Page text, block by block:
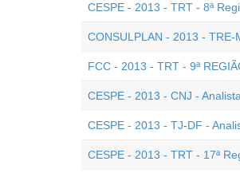
CESPE - 2013 - TRT - 8ª
CONSULPLAN - 2013 -
FCC - 2013 - TRT - 9ª
CESPE - 2013 - CNJ -
CESPE - 2013 - TJ-DF -
CESPE - 2013 - TRT - 17ª